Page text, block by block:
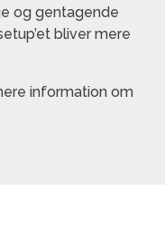
og gentagende
bliver mere
information om